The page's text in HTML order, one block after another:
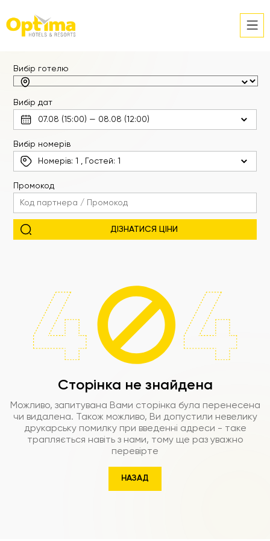
Вибір готелю
Вибір дат
Вибір номерів
Номерів:1 , Гостей: 1
Промокод
Сторінка не знайдена
Можливо, запитувана Вами сторінка була перенесена
чи видалена. Також можливо, Ви допустили невелику
друкарську помилку при введенні адреси - таке
трапляється навіть з нами, тому ще раз уважно
перевірте
НАЗАД